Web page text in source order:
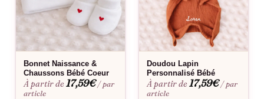
également facile à entretenir, pouvant être lavé en machine.
Ce body est disponible en différentes tailles et différents
coloris.
Amours » est un cadeau parfait pour les parents qui aiment la
mer et les bateaux, ainsi que pour leur bébé qui sera adorable
Bonnet Naissance &
Chaussons Bébé Coeur
À partir de17,59€ / par
article
Doudou Lapin
Personnalisé Bébé
À partir de17,59€ / par
article